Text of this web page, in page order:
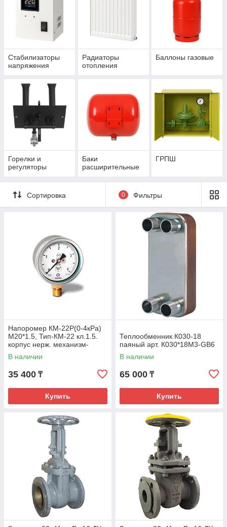
Стабилизаторы
напряжения
Радиаторы
отопления
Баллоны газовые
Горелки и
регуляторы
Баки
расширительные
ГРПШ
Сортировка 0 Фильтры
Напоромер КМ-22Р(0-4кРа)
М20*1.5, Тип-КМ-22 кл.1.5.
корпус нерж. механизм-
мд.сплав, чувствит.элемент
В наличии
35 400 ₸
Купить
Теплообменник К030-18
паяный арт. К030*18М3-GB6
В наличии
65 000 ₸
Купить